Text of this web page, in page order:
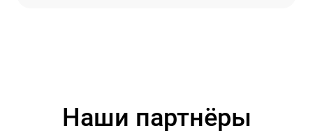
Наши партнёры